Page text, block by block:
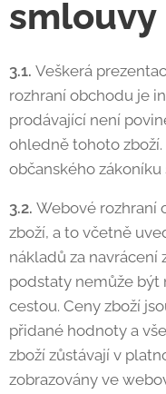
smlouvy
3.1. Veškerá
rozhraní obchodu je
prodávající není
ohledně tohoto zboží.
občanského zákoníku
3.2. Webové rozhraní
zboží, a to včetně
nákladů za navrácení
podstaty nemůže být
cestou. Ceny zboží
přidané hodnoty a
zboží zůstávají v
zobrazovány ve